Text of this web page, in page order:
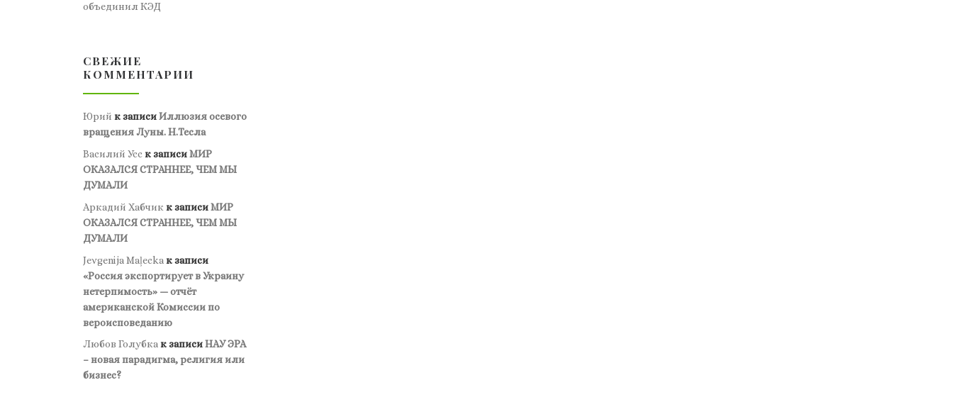
объединил КЭД
СВЕЖИЕ
КОММЕНТАРИИ
Юрий к записиИллюзия осевого
вращения Луны. Н.Тесла
Василий Усс к записиМИР
ОКАЗАЛСЯ СТРАННЕЕ, ЧЕМ МЫ
ДУМАЛИ
Аркадий Хабчик к записиМИР
ОКАЗАЛСЯ СТРАННЕЕ, ЧЕМ МЫ
ДУМАЛИ
Jevgenija Maļecka к записи
«Россия экспортирует в Украину
нетерпимость» — отчёт
американской Комиссии по
вероисповеданию
Любов Голубкак записиНАУ ЭРА
– новая парадигма, религия или
бизнес?